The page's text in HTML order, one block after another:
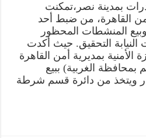
بمدينة نصر،تمكنت
أمن القاهرة، من ضبط أحد
المنشطات المحظور
النيابة التحقيق. حيث أكدت
الأمنية بمديرية أمن القاهرة
الغربية) ببيع
ويتخذ من دائرة قسم شرطة